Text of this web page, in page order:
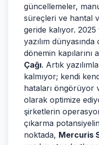
güncellemeler,
süreçleri ve hantal
geride kalıyor. 2025
yazılım
dönemin kapılarını
Çağı. Artık
kalmıyor; kendi
hataları öngörüyor
olarak optimize
şirketlerin
çıkarma
noktada, Mercuris